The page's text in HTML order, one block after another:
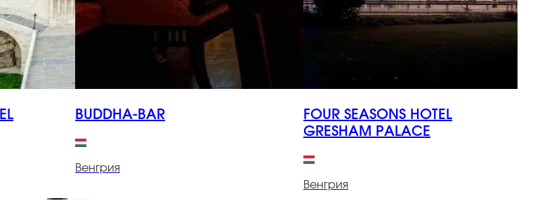
BUDDHA-BAR
Венгрия
FOUR SEASONS HOTEL
GRESHAM PALACE
Венгрия